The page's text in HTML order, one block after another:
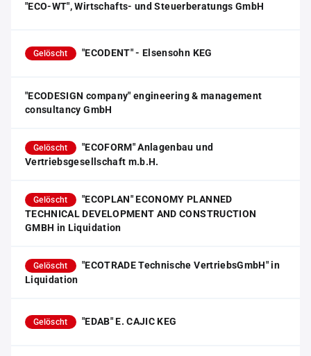
"ECO-WT", Wirtschafts- und Steuerberatungs GmbH
Gelöscht "ECODENT" - Elsensohn KEG
"ECODESIGN company" engineering & management
consultancy GmbH
Gelöscht
"ECOFORM" Anlagenbau und
Vertriebsgesellschaft m.b.H.
Gelöscht
"ECOPLAN" ECONOMY PLANNED
TECHNICAL DEVELOPMENT AND CONSTRUCTION
GMBH in Liquidation
Gelöscht
"ECOTRADE Technische VertriebsGmbH" in
Liquidation
Gelöscht "EDAB" E. CAJIC KEG